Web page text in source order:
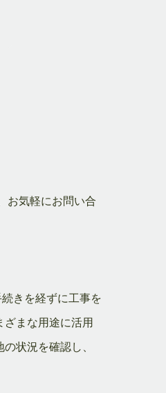
お気軽にお問い合
きを経ずに工事を
まな用途に活用
状況を確認し、